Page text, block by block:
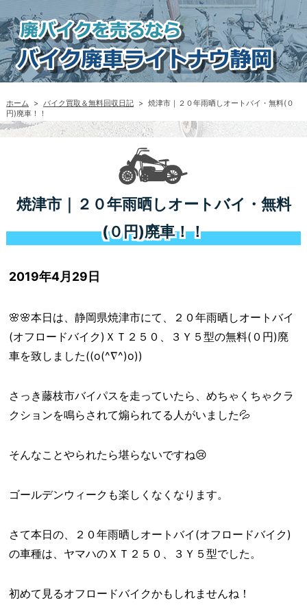
ホーム > バイク買取＆無料回収日記 > 焼津市｜２０年雨晒しオートバイ・無料(０
円)廃車！！
焼津市｜２０年雨晒しオートバイ・無料
(０円)廃車！！
2019年4月29日
🌸🌸本日は、静岡県焼津市にて、２０年雨晒しオートバイ
(オフロードバイク)ＸＴ２５０、３Ｙ５型の無料(０円)廃
車を致しました((o(^∇^)o))
さっき藤枝市バイパスを走っていたら、めちゃくちゃクラ
クションを鳴らされて煽られてる人がいました💦
そんなことやられたら堪らないですね😢
ゴールデンウィークも楽しくなくなります。
さて本日の、２０年雨晒しオートバイ(オフロードバイク)
の車種は、ヤマハのＸＴ２５０、３Ｙ５型でした。
初めて見るオフロードバイクかもしれませんね！